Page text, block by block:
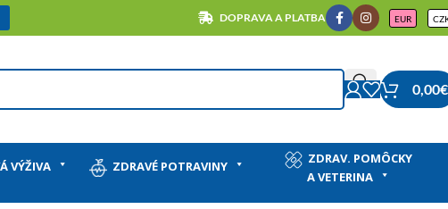
DOPRAVA A PLATBA EUR
0,00€
VÝŽIVA ZDRAVÉ POTRAVINY
ZDRAV. POMÔCKY
A VETERINA